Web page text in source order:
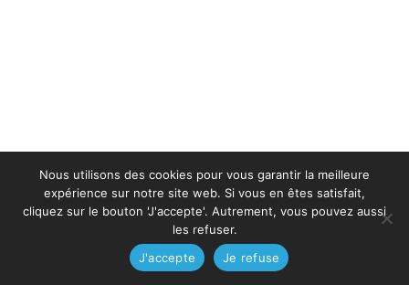
Nous utilisons des cookies pour vous garantir la meilleure
expérience sur notre site web. Si vous en êtes satisfait,
cliquez sur le bouton 'J'accepte'. Autrement, vous pouvez aussi
les refuser.
J'accepte
Je refuse